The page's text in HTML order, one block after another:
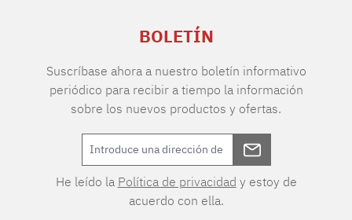
BOLETÍN
Suscríbase ahora a nuestro boletín informativo
periódico para recibir a tiempo la información
sobre los nuevos productos y ofertas.
He leído la Política de privacidad y estoy de
acuerdo con ella.